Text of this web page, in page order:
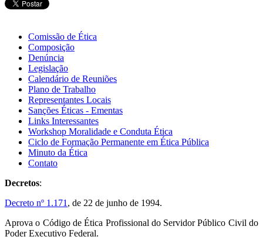
Comissão de Ética
Composição
Denúncia
Legislação
Calendário de Reuniões
Plano de Trabalho
Representantes Locais
Sanções Éticas - Ementas
Links Interessantes
Workshop Moralidade e Conduta Ética
Ciclo de Formação Permanente em Ética Pública
Minuto da Ética
Contato
Decretos:
Decreto nº 1.171 , de 22 de junho de 1994.
Aprova o Código de Ética Profissional do Servidor Público Civil do
Poder Executivo Federal.